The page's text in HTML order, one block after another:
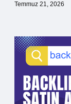
Temmuz 21, 2026